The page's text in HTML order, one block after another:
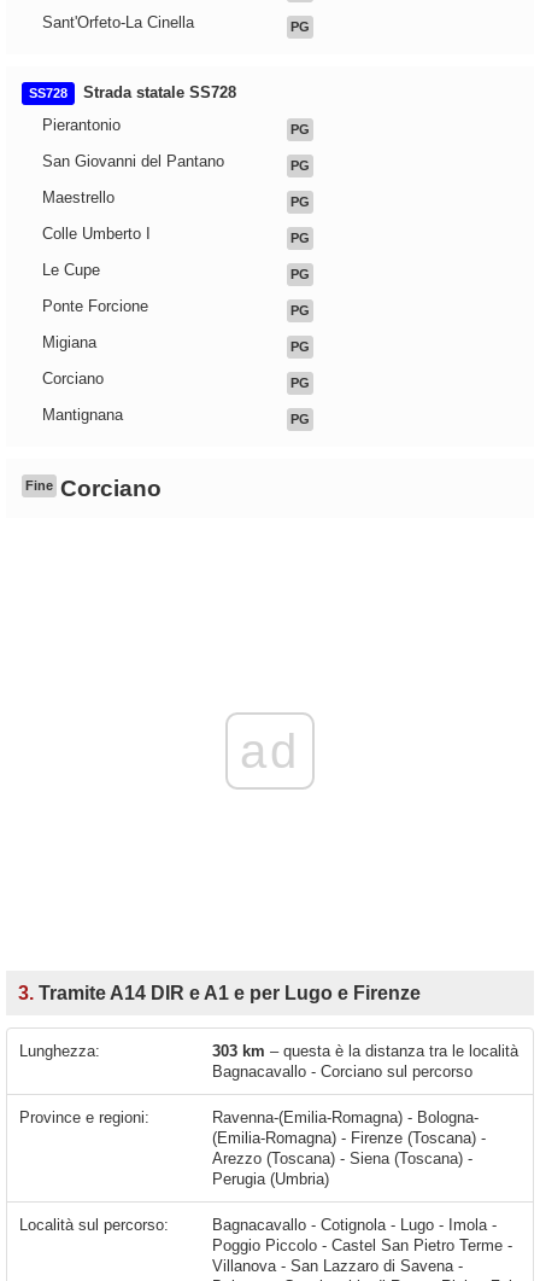
Sant'Orfeto-La Cinella PG
SS728
Strada statale SS728
Pierantonio
PG
San Giovanni del Pantano PG
Maestrello PG
Colle Umberto I PG
Le Cupe PG
Ponte Forcione PG
Migiana PG
Corciano PG
Mantignana PG
Fine Corciano
ad
3. Tramite A14 DIR e A1 e per Lugo e Firenze
Lunghezza: 303 km – questa è la distanza tra le località
Bagnacavallo - Corciano sul percorso
Province e regioni:
Ravenna-(Emilia-Romagna) - Bologna-
(Emilia-Romagna) - Firenze (Toscana) -
Arezzo (Toscana) - Siena (Toscana) -
Perugia (Umbria)
Località sul percorso: Bagnacavallo - Cotignola - Lugo - Imola - Poggio Piccolo - Castel San Pietro Terme - Villanova - San Lazzaro di Savena - Bologna - Casalecchio di Reno - Riale - Zola Predosa - Sasso Marconi - Rioveggio - Castiglione dei Pepoli - Cavallina - Firenze - Grassina - Tavarnuzze - Ciliegi - Figline e Incisa Valdarno - Figline Valdarno - San Giovanni Valdarno - Terranuova Bracciolini - Montevarchi - Levane - Battifolle - Viciomaggio - Arezzo - Le Vertighe - Monte San Savino - Cesa - Foiano della Chiana - Bettolle - Centoia - Appalto